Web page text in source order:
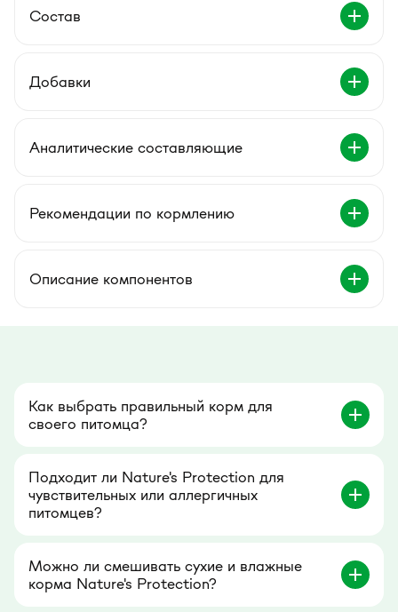
Состав
Добавки
Аналитические составляющие
Рекомендации по кормлению
Описание компонентов
Как выбрать правильный корм для
своего питомца?
Подходит ли Nature's Protection для
чувствительных или аллергичных
питомцев?
Можно ли смешивать сухие и влажные
корма Nature's Protection?